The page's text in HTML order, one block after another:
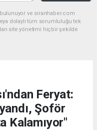
ve siranhaber.com
dolaylı tüm sorumluluğu tek
site yönetimi hiçbir şekilde
Feryat:
Şoför
Kalamıyor"